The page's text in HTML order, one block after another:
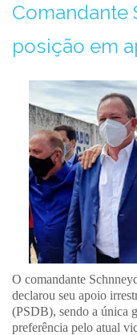
Comandante
posição em
O comandante
declarou seu apoio
(PSDB), sendo a única
preferência pelo atual